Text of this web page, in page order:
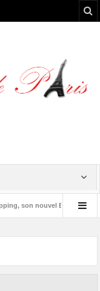
son nouvel EP